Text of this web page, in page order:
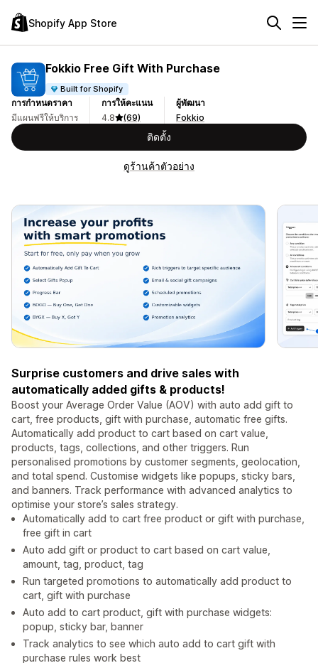
Shopify App Store
Fokkio Free Gift With Purchase
Built for Shopify
การกำหนดราคา
มีแผนฟรีให้บริการ
การให้คะแนน
4.8
(69)
ผู้พัฒนา
Fokkio
ติดตั้ง
ดูร้านค้าตัวอย่าง
Surprise customers and drive sales with
automatically added gifts & products!
Boost your Average Order Value (AOV) with auto add gift to
cart, free products, gift with purchase, automatic free gifts.
Automatically add product to cart based on cart value,
products, tags, collections, and other triggers. Run
personalised promotions by customer segments, geolocation,
and total spend. Customise widgets like popups, sticky bars,
and banners. Track performance with advanced analytics to
optimise your store’s sales strategy.
Automatically add to cart free product or gift with purchase,
free gift in cart
Auto add gift or product to cart based on cart value,
amount, tag, product, tag
Run targeted promotions to automatically add product to
cart, gift with purchase
Auto add to cart product, gift with purchase widgets:
popup, sticky bar, banner
Track analytics to see which auto add to cart gift with
purchase rules work best